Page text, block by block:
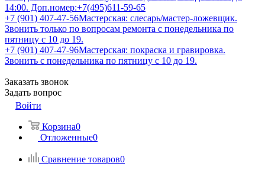
14:00. Доп.номер:+7(495)611-59-65
+7 (901) 407-47-56Мастерская: слесарь/мастер-ложевщик.
Звонить только по вопросам ремонта с понедельника по
пятницу с 10 до 19.
+7 (901) 407-47-96Мастерская: покраска и гравировка.
Звонить с понедельника по пятницу с 10 до 19.
Заказать звонок
Задать вопрос
Войти
Корзина0
Отложенные0
Сравнение товаров0